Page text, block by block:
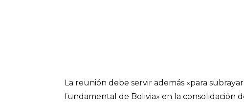
La reunión debe servir además «para
fundamental de Bolivia» en la consolidación